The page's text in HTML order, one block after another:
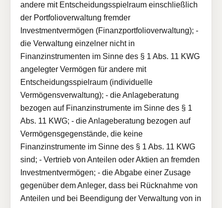
andere mit Entscheidungsspielraum einschließlich
der Portfolioverwaltung fremder
Investmentvermögen (Finanzportfolioverwaltung); -
die Verwaltung einzelner nicht in
Finanzinstrumenten im Sinne des § 1 Abs. 11 KWG
angelegter Vermögen für andere mit
Entscheidungsspielraum (individuelle
Vermögensverwaltung); - die Anlageberatung
bezogen auf Finanzinstrumente im Sinne des § 1
Abs. 11 KWG; - die Anlageberatung bezogen auf
Vermögensgegenstände, die keine
Finanzinstrumente im Sinne des § 1 Abs. 11 KWG
sind; - Vertrieb von Anteilen oder Aktien an fremden
Investmentvermögen; - die Abgabe einer Zusage
gegenüber dem Anleger, dass bei Rücknahme von
Anteilen und bei Beendigung der Verwaltung von in